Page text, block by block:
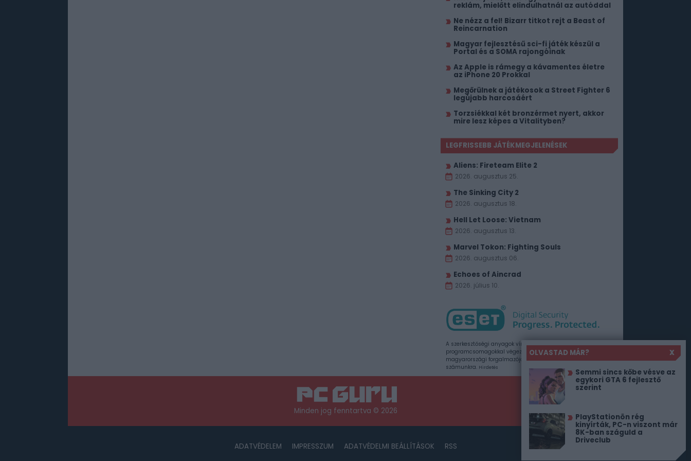
OLVASTAD MÁR?
X
Semmi sincs kőbe vésve az
egykori GTA 6 fejlesztő
szerint
PlayStationön rég
kinyírták, PC-n viszont már
8K-ban száguld a
Driveclub
reklám, mielőtt elindulhatnál az autóddal
Ne nézz a fel! Bizarr titkot rejt a Beast of
Reincarnation
Magyar fejlesztésű sci-fi játék készül a
Portal és a SOMA rajongóinak
Az Apple is rámegy a kávamentes életre
az iPhone 20 Prokkal
Megőrülnek a játékosok a Street Fighter 6
legújabb harcosáért
Torzsiékkal két bronzérmet nyert, akkor
mire lesz képes a Vitalityben?
LEGFRISSEBB JÁTÉKMEGJELENÉSEK
Aliens: Fireteam Elite 2
2026. augusztus 25.
The Sinking City 2
2026. augusztus 18.
Hell Let Loose: Vietnam
2026. augusztus 13.
Marvel Tokon: Fighting Souls
2026. augusztus 06.
Echoes of Aincrad
2026. július 10.
A szerkesztőségi anyagok vírusellenőrzését az ESET
programcsomagokkal végezzük, amelyet a szoftver
magyarországi forgalmazója, a Sicontact Kft. biztosít
számunkra. Hirdetés
Minden jog fenntartva © 2026
ADATVÉDELEM IMPRESSZUM ADATVÉDELMI BEÁLLÍTÁSOK RSS